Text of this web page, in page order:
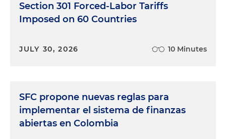
Section 301 Forced-Labor Tariffs
Imposed on 60 Countries
JULY 30, 2026 10 Minutes
SFC propone nuevas reglas para
implementar el sistema de finanzas
abiertas en Colombia